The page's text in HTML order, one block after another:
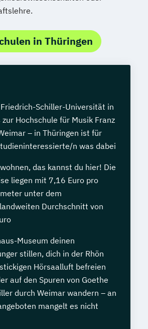
in Thüringen
Schiller-Universität in
zur Hochschule für Musik Franz
– in Thüringen ist für
n was dabei
das kannst du hier! Die
liegen mit 7,16 Euro pro
unter dem
Durchschnitt von
Museum deinen
stillen, dich in der Rhön
Hörsaalluft befreien
auf den Spuren von Goethe
durch Weimar wandern – an
mangelt es nicht